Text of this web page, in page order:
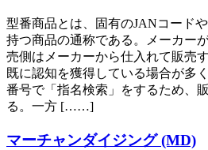
型番商品とは、固有のJANコード
持つ商品の通称である。メーカー
売側はメーカーから仕入れて販売
既に認知を獲得している場合が多
番号で「指名検索」をするため、
る。一方 [……]
マーチャンダイジング (MD)